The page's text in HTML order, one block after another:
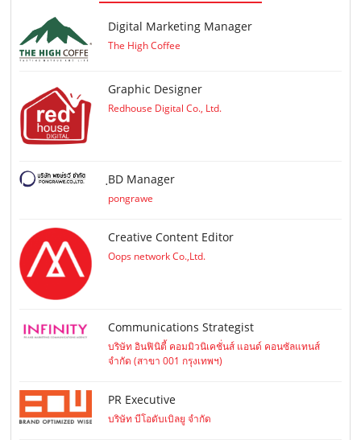
Digital Marketing Manager
The High Coffee
Graphic Designer
Redhouse Digital Co., Ltd.
ฺBD Manager
pongrawe
Creative Content Editor
Oops network Co.,Ltd.
Communications Strategist
บริษัท อินฟินิตี้ คอมมิวนิเคชั่นส์ แอนด์ คอนซัลแทนส์
จำกัด (สาขา 001 กรุงเทพฯ)
PR Executive
บริษัท บีโอดับเบิลยู จำกัด